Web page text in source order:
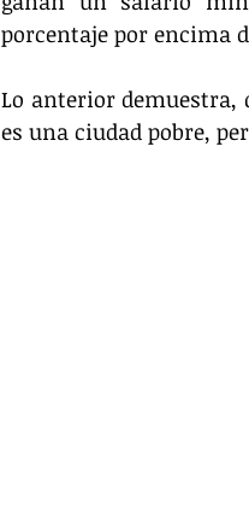
porcentaje por encima
Lo anterior demuestra,
es una ciudad pobre,